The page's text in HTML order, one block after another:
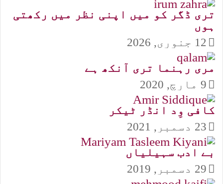
تری ڈگر کو میں اپنی نظر میں رکھتی
ہوں
12 جنوری, 2026
مری رہنما تری آنکھ ہے
9 مارچ, 2020
کافی وِد انڈر ٹیکر
23 دسمبر, 2021
بے ادب سہیلیاں
29 دسمبر, 2019